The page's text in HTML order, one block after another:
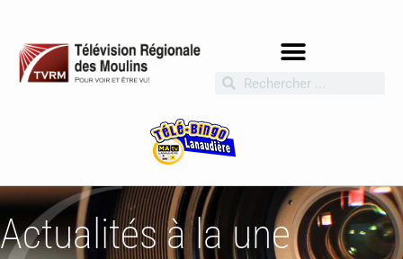
Actualités à la une